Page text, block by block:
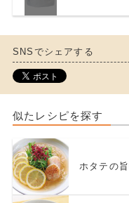
SNSでシェアする
似たレシピを探す
ホタテの